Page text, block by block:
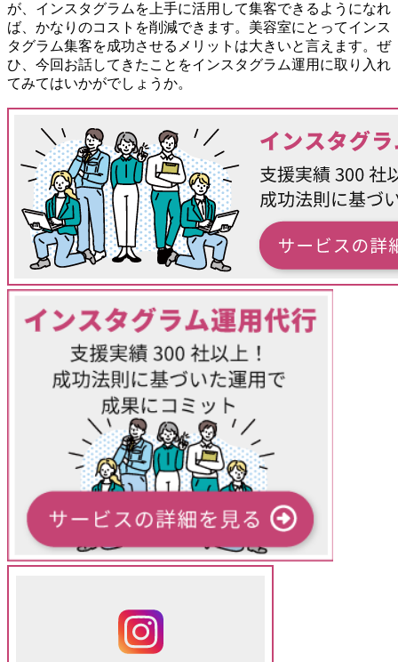
が、インスタグラムを上手に活用して集客できるようになれ
ば、かなりのコストを削減できます。美容室にとってインス
タグラム集客を成功させるメリットは大きいと言えます。ぜ
ひ、今回お話してきたことをインスタグラム運用に取り入れ
てみてはいかがでしょうか。